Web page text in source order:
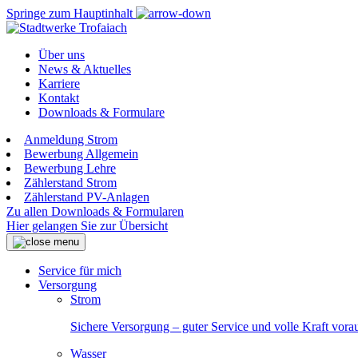
Springe zum Hauptinhalt
Über uns
News & Aktuelles
Karriere
Kontakt
Downloads & Formulare
Anmeldung Strom
Bewerbung Allgemein
Bewerbung Lehre
Zählerstand Strom
Zählerstand PV-Anlagen
Zu allen Downloads & Formularen
Hier gelangen Sie zur Übersicht
Service für mich
Versorgung
Strom
Sichere Versorgung – guter Service und volle Kraft
Wasser